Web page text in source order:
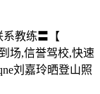
系教练〓【
场,信誉驾校,快速
刘嘉玲晒登山照